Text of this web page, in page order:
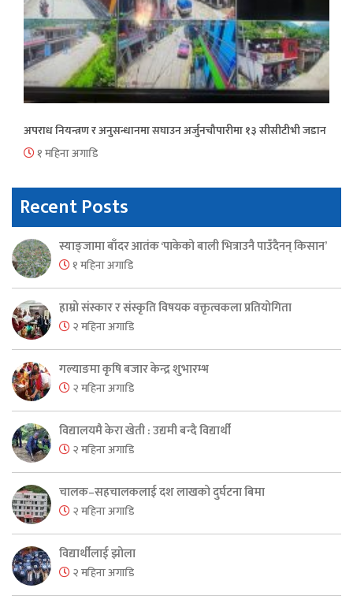
अपराध नियन्त्रण र अनुसन्धानमा सघाउन अर्जुनचौपारीमा १३ सीसीटीभी जडान
१ महिना अगाडि
Recent Posts
स्याङ्जामा बाँदर आतंक ‘पाकेको बाली भित्राउनै पाउँदैनन् किसान’
१ महिना अगाडि
हाम्रो संस्कार र संस्कृति विषयक वक्तृत्वकला प्रतियोगिता
२ महिना अगाडि
गल्याङमा कृषि बजार केन्द्र शुभारम्भ
२ महिना अगाडि
विद्यालयमै केरा खेती : उद्यमी बन्दै विद्यार्थी
२ महिना अगाडि
चालक–सहचालकलाई दश लाखको दुर्घटना बिमा
२ महिना अगाडि
विद्यार्थीलाई झोला
२ महिना अगाडि